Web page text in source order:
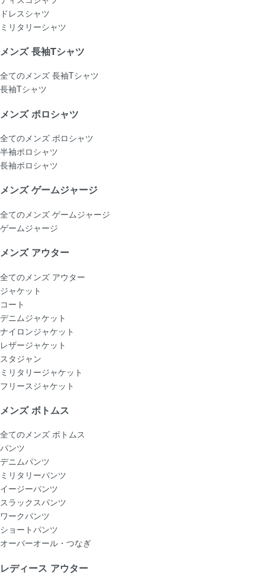
ドレスシャツ
ミリタリーシャツ
メンズ 長袖Tシャツ
全てのメンズ 長袖Tシャツ
長袖Tシャツ
メンズ ポロシャツ
全てのメンズ ポロシャツ
半袖ポロシャツ
長袖ポロシャツ
メンズ ゲームジャージ
全てのメンズ ゲームジャージ
ゲームジャージ
メンズ アウター
全てのメンズ アウター
ジャケット
コート
デニムジャケット
ナイロンジャケット
レザージャケット
スタジャン
ミリタリージャケット
フリースジャケット
メンズ ボトムス
全てのメンズ ボトムス
パンツ
デニムパンツ
ミリタリーパンツ
イージーパンツ
スラックスパンツ
ワークパンツ
ショートパンツ
オーバーオール・つなぎ
レディース アウター